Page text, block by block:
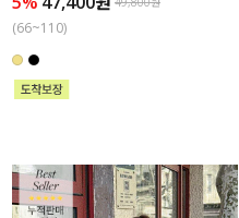
팬츠
원피스
니트
(66~110)